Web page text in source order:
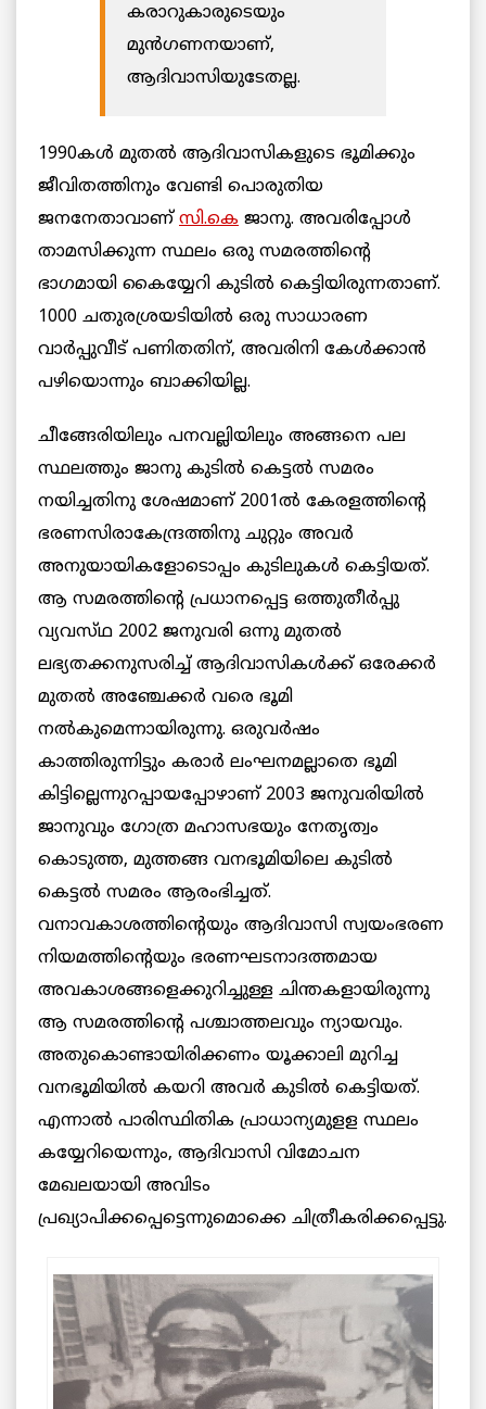
കരാറുകാരുടെയും
മുന്‍ഗണനയാണ്,‌
ആദിവാസിയുടേതല്ല.
1990കൾ ‍മുതല്‍ ആദിവാസികളുടെ ഭൂമിക്കും
ജീവിതത്തിനും വേണ്ടി പൊരുതിയ
ജനനേതാവാണ്‌ സി.കെ ജാനു. അവരിപ്പോള്‍
താമസിക്കുന്ന സ്ഥലം ഒരു സമരത്തിന്റെ
ഭാഗമായി കൈയ്യേറി കുടില്‍ കെട്ടിയിരുന്നതാണ്‌.
1000 ചതുരശ്രയടിയില്‍ ഒരു സാധാരണ
വാര്‍പ്പുവീട്‌ പണിതതിന്, അവരിനി കേള്‍ക്കാൻ
പഴിയൊന്നും ബാക്കിയില്ല.
ചീങ്ങേരിയിലും പനവല്ലിയിലും അങ്ങനെ പല
സ്ഥലത്തും ജാനു കുടില്‍ കെട്ടല്‍ സമരം
നയിച്ചതിനു ശേഷമാണ്‌ 2001ല്‍ കേരളത്തിന്റെ
ഭരണസിരാകേന്ദ്രത്തിനു ചുറ്റും അവര്‍
അനുയായികളോടൊപ്പം കുടിലുകള്‍ കെട്ടിയത്‌.
ആ സമരത്തിന്റെ പ്രധാനപ്പെട്ട ഒത്തുതീര്‍പ്പു
വ്യവസ്‌ഥ 2002 ജനുവരി ഒന്നു മുതൽ
ലഭ്യതക്കനുസരിച്ച് ആദിവാസികള്‍ക്ക്‌ ഒരേക്കര്‍
മുതല്‍ അഞ്ചേക്കര്‍ വരെ ഭൂമി
നല്‍കുമെന്നായിരുന്നു. ഒരുവര്‍ഷം
കാത്തിരുന്നിട്ടും കരാര്‍ ലംഘനമല്ലാതെ ഭൂമി
കിട്ടില്ലെന്നുറപ്പായപ്പോഴാണ്‌ 2003 ജനുവരിയില്‍
ജാനുവും ഗോത്ര മഹാസഭയും നേതൃത്വം
കൊടുത്ത, മുത്തങ്ങ വനഭൂമിയിലെ കുടില്‍
കെട്ടൽ സമരം ആരംഭിച്ചത്‌.
വനാവകാശത്തിന്റെയും ആദിവാസി സ്വയംഭരണ
നിയമത്തിന്റെയും ഭരണഘടനാദത്തമായ
അവകാശങ്ങളെക്കുറിച്ചുള്ള ചിന്തകളായിരുന്നു
ആ സമരത്തിന്റെ പശ്ചാത്തലവും ന്യായവും.
അതുകൊണ്ടായിരിക്കണം യൂക്കാലി മുറിച്ച
വനഭൂമിയില്‍ കയറി അവർ കുടില്‍ കെട്ടിയത്‌.
എന്നാൽ പാരിസ്ഥിതിക പ്രാധാന്യമുളള സ്ഥലം
കയ്യേറിയെന്നും, ആദിവാസി വിമോചന
മേഖലയായി അവിടം
പ്രഖ്യാപിക്കപ്പെട്ടെന്നുമൊക്കെ ചിത്രീകരിക്കപ്പെട്ടു.